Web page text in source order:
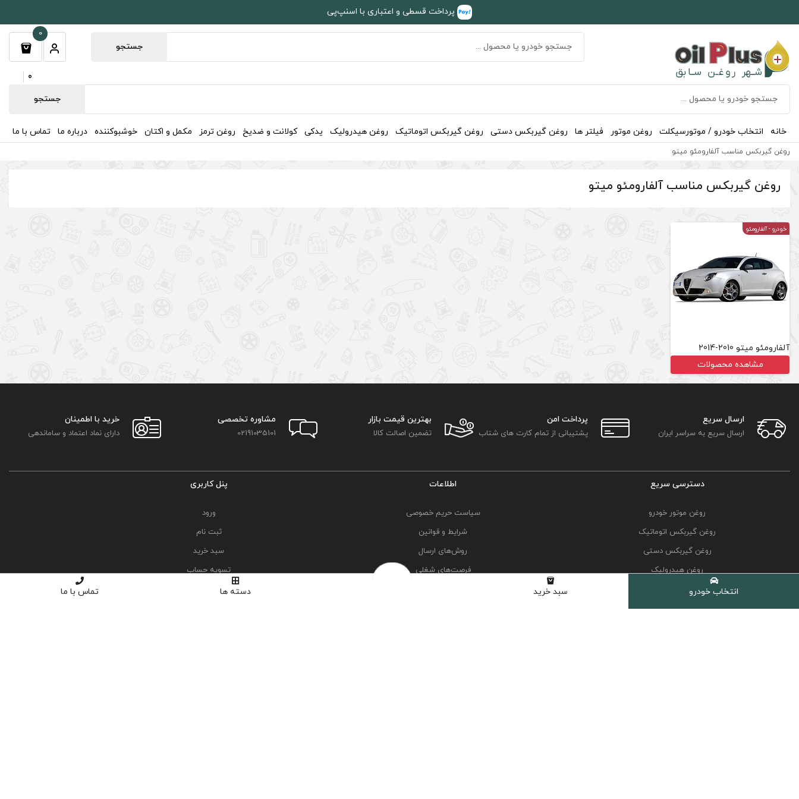
انتخاب خودرو سبد خرید دسته ها تماس با ما
پرداخت قسطی و اعتباری با اسنپ‌پی
جستجو
0
0
جستجو
خانه انتخاب خودرو / موتورسیکلت روغن موتور فیلتر ها روغن گیربکس دستی روغن گیربکس اتوماتیک روغن هیدرولیک یدکی کولانت و ضدیخ روغن ترمز مکمل و اکتان خوشبوکننده درباره ما تماس با ما
روغن گیربکس مناسب آلفارومئو میتو
روغن گیربکس مناسب آلفارومئو میتو
خودرو - آلفارومئو
آلفارومئو میتو 2010-2014
مشاهده محصولات
ارسال سریع
ارسال سریع به سراسر ایران
پرداخت امن
پشتیبانی از تمام کارت های شتاب
بهترین قیمت بازار
تضمین اصالت کالا
مشاوره تخصصی
02191035101
خرید با اطمینان
دارای نماد اعتماد و ساماندهی
دسترسی سریع
روغن موتور خودرو
روغن گیربکس اتوماتیک
روغن گیربکس دستی
روغن هیدرولیک
کولانت، ضدیخ و ضدجوش
مکمل و اکتان
اطلاعات
سیاست حریم خصوصی
شرایط و قوانین
روش‌های ارسال
فرصت‌های شغلی
پنل کاربری
ورود
ثبت نام
سبد خرید
تسویه حساب